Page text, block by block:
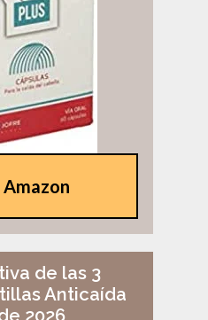
Amazon
de las 3
Anticaída
2026